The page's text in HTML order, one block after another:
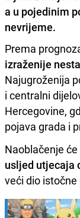
a u pojedinim
nevrijeme.
Prema
izraženije
Najugroženija
i centralni
Hercegovine,
pojava grada i
Naoblačenje će
usljed utjecaja
veći dio